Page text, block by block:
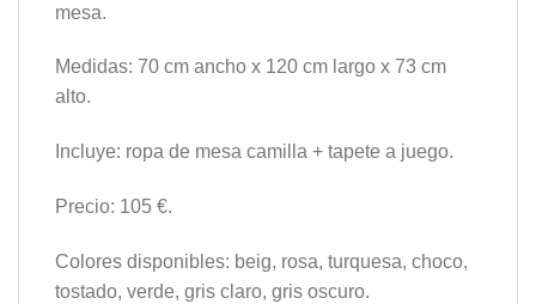
mesa.
Medidas: 70 cm ancho x 120 cm largo x 73 cm
alto.
Incluye: ropa de mesa camilla + tapete a juego.
Precio: 105 €.
Colores disponibles: beig, rosa, turquesa, choco,
tostado, verde, gris claro, gris oscuro.